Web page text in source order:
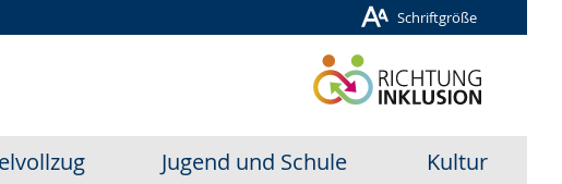
Schriftgröße
Jugend und Schule Kultur